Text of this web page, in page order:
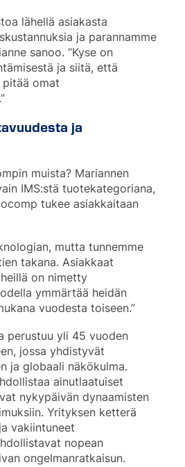
lähellä asiakasta
ja parannamme
sanoo. ”Kyse on
ja siitä, että
omat
ja
muista? Mariannen
IMS:stä tuotekategoriana,
tukee asiakkaitaan
mutta tunnemme
takana. Asiakkaat
on nimetty
ymmärtää heidän
vuodesta toiseen.”
perustuu yli 45 vuoden
jossa yhdistyvät
ja globaali näkökulma.
ainutlaatuiset
nykypäivän dynaamisten
Yrityksen ketterä
vakiintuneet
nopean
ongelmanratkaisun.